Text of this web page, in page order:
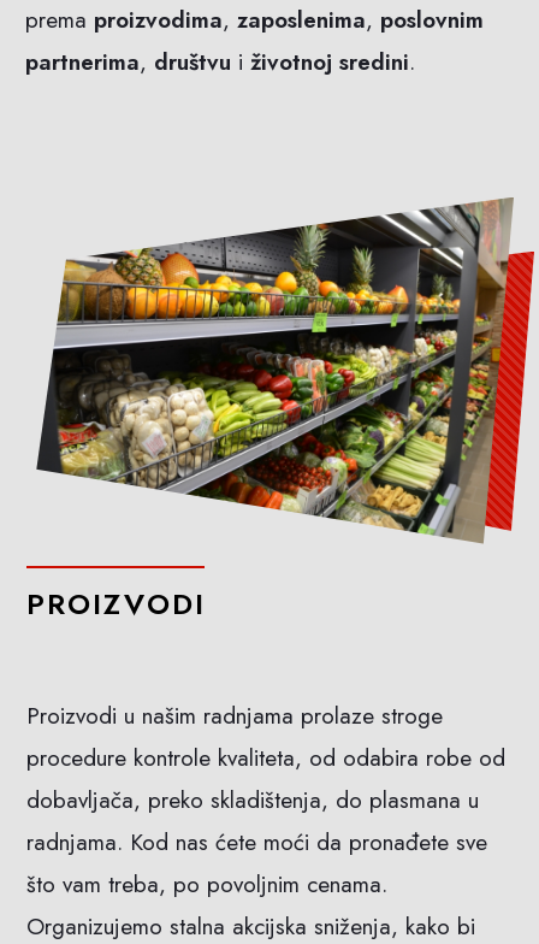
prema proizvodima, zaposlenima, poslovnim
partnerima, društvu i životnoj sredini.
PROIZVODI
Proizvodi u našim radnjama prolaze stroge
procedure kontrole kvaliteta, od odabira robe od
dobavljača, preko skladištenja, do plasmana u
radnjama. Kod nas ćete moći da pronađete sve
što vam treba, po povoljnim cenama.
Organizujemo stalna akcijska sniženja, kako bi